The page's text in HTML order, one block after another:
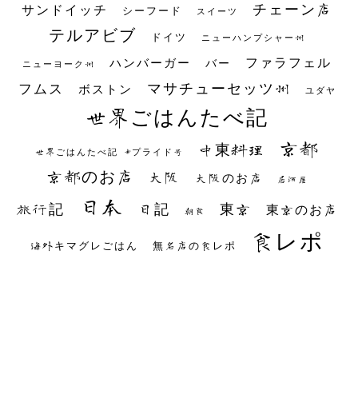
サンドイッチ シーフード スイーツ チェーン店
テルアビブ ドイツ ニューハンプシャー州
ニューヨーク州 ハンバーガー バー ファラフェル
フムス ボストン マサチューセッツ州 ユダヤ
世界ごはんたべ記
世界ごはんたべ記 #プライド号 中東料理 京都
京都のお店 大阪 大阪のお店 居酒屋
旅行記 日本 日記 朝食 東京 東京のお店
海外キマグレごはん 無名店の食レポ 食レポ